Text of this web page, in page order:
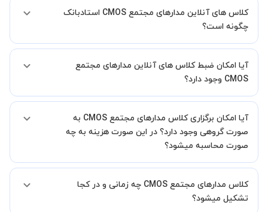
کلاس های آنلاین مدارهای مجتمع CMOS استادبانک
چگونه است؟
شما میدهیم که استاد شما پیش از جلسه تمامی موارد لازم برای برگزاری
یک کلاس آنلاین با کیفیت و مفید را به شما توضیح خواهند داد.
آیا امکان ضبط کلاس های آنلاین مدارهای مجتمع
CMOS وجود دارد؟
کنید.
آیا امکان برگزاری کلاس مدارهای مجتمع CMOS به
صورت گروهی وجود دارد؟ در این صورت هزینه به چه
صورت محاسبه میشود؟
اما در صورتیکه مایل هستید کلاس ها را در کنار دوستان و یا آشنایان خود
به صورت گروهی برگزار کنید، این امکان وجود دارد. در این حالت، به ازای هر
کلاس مدارهای مجتمع CMOS چه زمانی و در کجا
تشکیل میشود؟